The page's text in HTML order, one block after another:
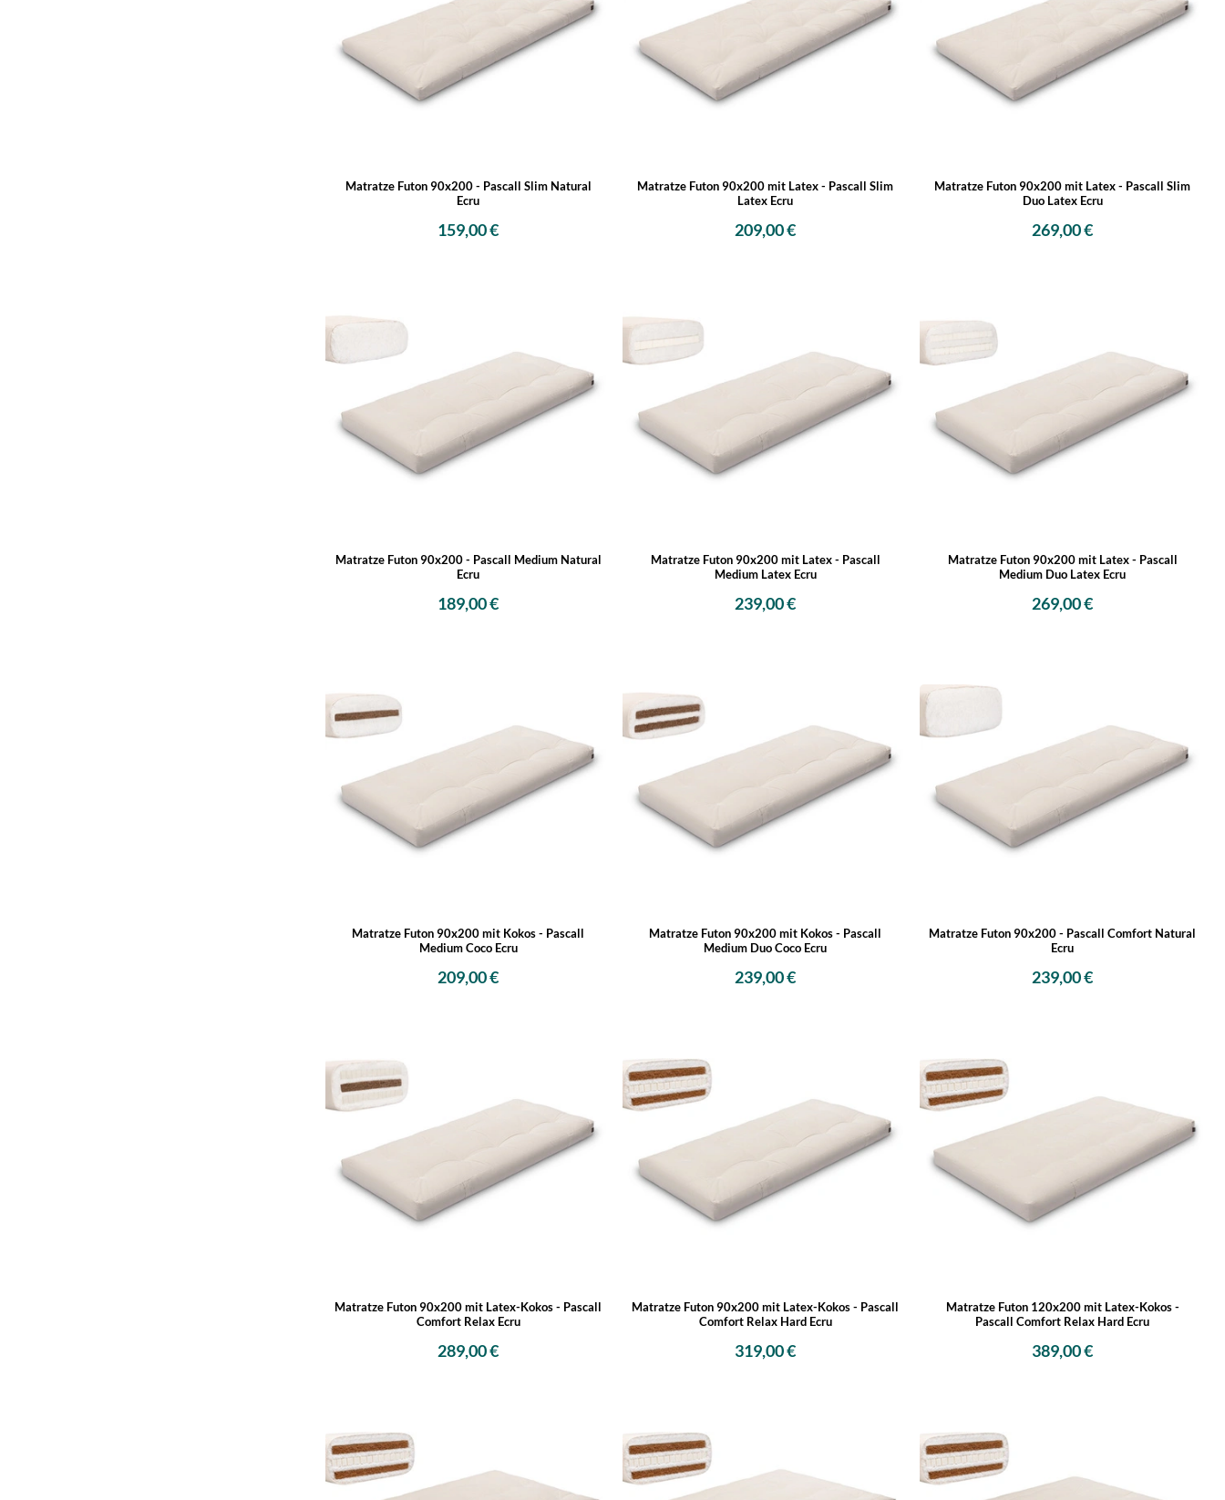
Matratze Futon 90x200 - Pascall Slim Natural
Ecru
159,00 €
Matratze Futon 90x200 mit Latex - Pascall Slim
Latex Ecru
209,00 €
Matratze Futon 90x200 mit Latex - Pascall Slim
Duo Latex Ecru
269,00 €
Matratze Futon 90x200 - Pascall Medium Natural
Ecru
189,00 €
Matratze Futon 90x200 mit Latex - Pascall
Medium Latex Ecru
239,00 €
Matratze Futon 90x200 mit Latex - Pascall
Medium Duo Latex Ecru
269,00 €
Matratze Futon 90x200 mit Kokos - Pascall
Medium Coco Ecru
209,00 €
Matratze Futon 90x200 mit Kokos - Pascall
Medium Duo Coco Ecru
239,00 €
Matratze Futon 90x200 - Pascall Comfort Natural
Ecru
239,00 €
Matratze Futon 90x200 mit Latex-Kokos - Pascall
Comfort Relax Ecru
289,00 €
Matratze Futon 90x200 mit Latex-Kokos - Pascall
Comfort Relax Hard Ecru
319,00 €
Matratze Futon 120x200 mit Latex-Kokos -
Pascall Comfort Relax Hard Ecru
389,00 €